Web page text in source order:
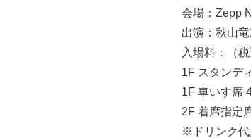
会場：Zepp
出演：秋山
入場料：（税
1F スタンデ
1F 車いす席
2F 着席指定
※ドリンク代